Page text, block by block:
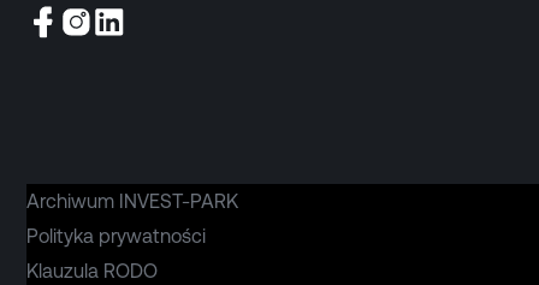
Archiwum INVEST-PARK
Polityka prywatności
Klauzula RODO